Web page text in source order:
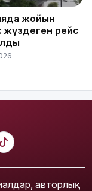
жойқын
жүздеген рейс
авторлық